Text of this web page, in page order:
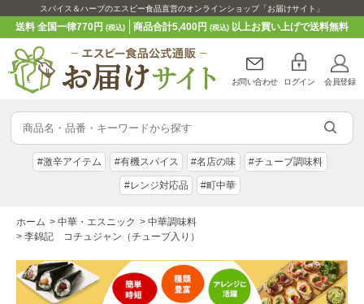
スパイス＆ハーブのエスビー食品直営のオンラインショップ「お届けサイト」
送料 全国一律770円(税込) 商品合計5,400円 (税込)以上お買い上げで送料無料
お問い合わせ ログイン 会員登録
#激辛アイテム #有機スパイス #名店の味 #チューブ調味料
#レンジ対応品 #町中華
ホーム > 中華・エスニック > 中華調味料
> 李錦記 コチュジャン（チューブ入り）